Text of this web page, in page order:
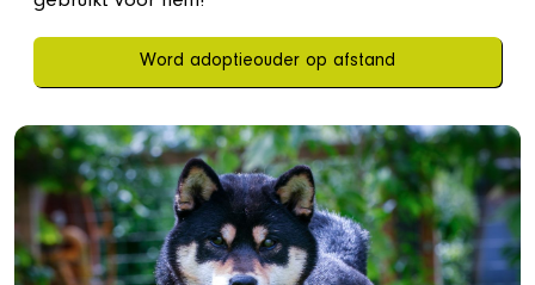
Word adoptieouder op afstand